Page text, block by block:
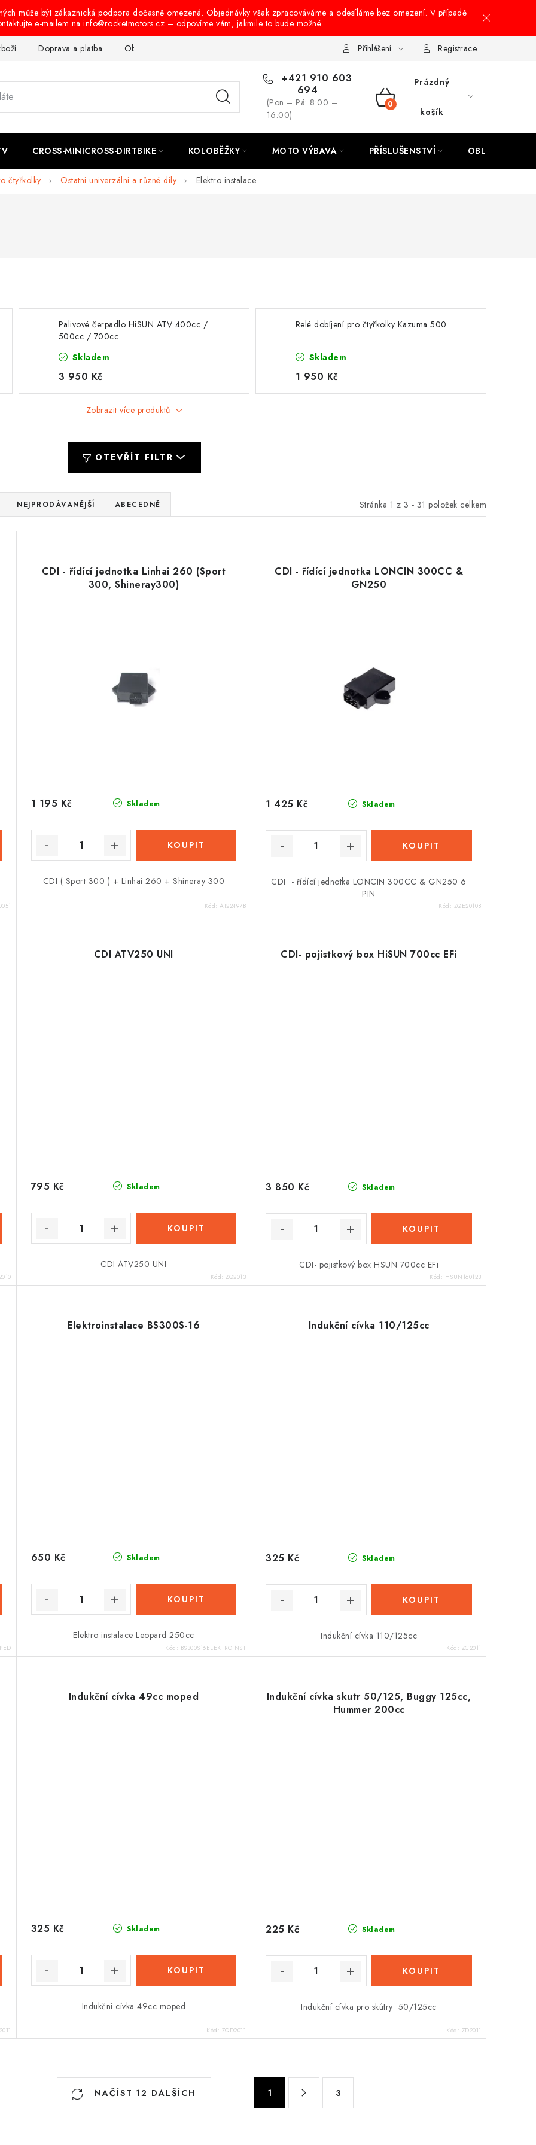
může být zákaznická podpora dočasně omezená. Objednávky však zpracováváme a odesíláme bez omezení. V případě
e-mailem na info@rocketmotors.cz – odpovíme vám, jakmile to bude možné.
Doprava a platba Obchodní podmínky Podmínky ochrany osobních údajů Návody na montáž
Přihlášení Registrace
+421 910 603
694
(Pon – Pá: 8:00 –
16:00)
NÁKUPNÍ
Prázdný
košík
CROSS-MINICROSS-DIRTBIKE KOLOBĚŽKY MOTO VÝBAVA PŘÍSLUŠENSTVÍ OBLEČENÍ
čtyřkolky Ostatní univerzální a různé díly Elektro instalace
Palivové čerpadlo HiSUN ATV 400cc /
500cc / 700cc
Skladem
3 950 Kč
Relé dobíjení pro čtyřkolky Kazuma 500
Skladem
1 950 Kč
Zobrazit více produktů
OTEVŘÍT FILTR
Stránka 1 z 3 - 31 položek celkem
NEJPRODÁVANĚJŠÍ ABECEDNĚ
CDI - řídící jednotka Linhai 260 (Sport
300, Shineray300)
Skladem
1 195 Kč
CDI ( Sport 300 ) + Linhai 260 + Shineray 300
Kód:AI22497B
CDI - řídící jednotka LONCIN 300CC &
GN250
Skladem
1 425 Kč
CDI - řídící jednotka LONCIN 300CC & GN250 6
PIN
Kód: ZQE2010B
CDI ATV250 UNI
Skladem
795 Kč
CDI ATV250 UNI
Kód:ZQ2013
CDI- pojistkový box HiSUN 700cc EFi
Skladem
3 850 Kč
CDI- pojistkový box HSUN 700cc EFi
Kód: HSUN160123
Elektroinstalace BS300S-16
Skladem
650 Kč
Elektro instalace Leopard 250cc
Kód: BS300S16ELEKTROINST
Indukční cívka 110/125cc
Skladem
325 Kč
Indukční cívka 110/125cc
Kód: ZC2011
Indukční cívka 49cc moped
Skladem
325 Kč
Indukční cívka 49cc moped
Kód: ZQD2011
Indukční cívka skutr 50/125, Buggy 125cc,
Hummer 200cc
Skladem
225 Kč
Indukční cívka pro skútry 50/125cc
Kód: ZD2011
NAČÍST 12 DALŠÍCH 1 3